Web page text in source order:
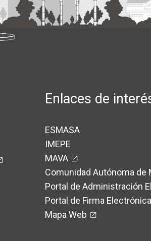
Enlaces de
ESMASA
IMEPE
MAVA
Comunidad Autónoma de
Portal de Administración
Portal de Firma Electrónica
Mapa Web